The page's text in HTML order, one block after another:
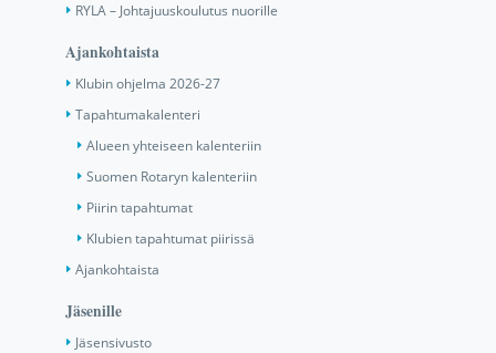
RYLA – Johtajuuskoulutus nuorille
Ajankohtaista
Klubin ohjelma 2026-27
Tapahtumakalenteri
Alueen yhteiseen kalenteriin
Suomen Rotaryn kalenteriin
Piirin tapahtumat
Klubien tapahtumat piirissä
Ajankohtaista
Jäsenille
Jäsensivusto